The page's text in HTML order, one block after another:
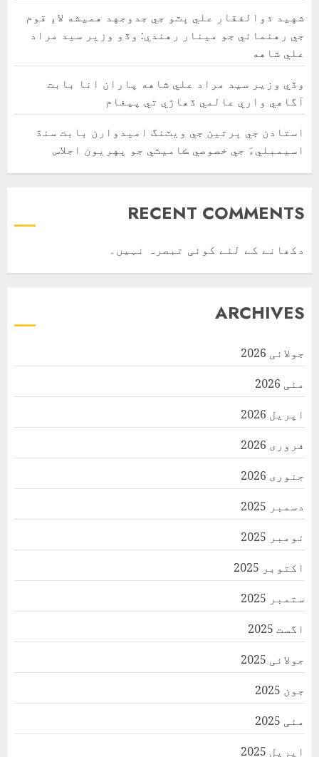
شهيد ذوالفقار علي ڀٽو جي جدوجهد هميشه لاءِ قوم
جي رهنمائي جو مينار رهندي: وڏو وزير سيد مراد
علي شاهه
وڏي وزير سيد مراد علي شاهه پاران انا بابت
آگاهي واري عالمي ڏھاڙي تي پيغام
استادن جي ڀرتين جي ويٽنگ اميدوارن بابت سنڌ
اسيمبليءَ جي خصوصي ڪاميٽي جو پهريون اجلاس
RECENT COMMENTS
دکھانے کے لئے کوئی تبصرہ نہیں۔
ARCHIVES
جولائی 2026
مئی 2026
اپریل 2026
فروری 2026
جنوری 2026
دسمبر 2025
نومبر 2025
اکتوبر 2025
ستمبر 2025
اگست 2025
جولائی 2025
جون 2025
مئی 2025
اپریل 2025